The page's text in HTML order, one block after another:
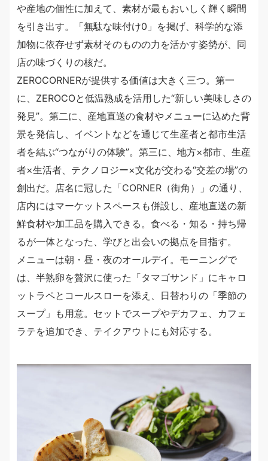
や産地の個性に加えて、素材が最もおいしく輝く瞬間
を引き出す。「無駄な味付け0」を掲げ、科学的な添
加物に依存せず素材そのものの力を活かす姿勢が、同
店の味づくりの核だ。
ZEROCORNERが提供する価値は大きく三つ。第一
に、ZEROCOと低温熟成を活用した“新しい美味しさの
発見”。第二に、産地直送の食材やメニューに込めた背
景を発信し、イベントなどを通じて生産者と都市生活
者を結ぶ“つながりの体験”。第三に、地方×都市、生産
者×生活者、テクノロジー×文化が交わる“交差の場”の
創出だ。店名に冠した「CORNER（街角）」の通り、
店内にはマーケットスペースも併設し、産地直送の新
鮮食材や加工品を購入できる。食べる・知る・持ち帰
るが一体となった、学びと出会いの拠点を目指す。
メニューは朝・昼・夜のオールデイ。モーニングで
は、半熟卵を贅沢に使った「タマゴサンド」にキャロ
ットラペとコールスローを添え、日替わりの「季節の
スープ」も用意。セットでスープやデカフェ、カフェ
ラテを追加でき、テイクアウトにも対応する。